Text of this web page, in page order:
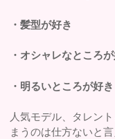
・髪型が好き
・オシャレなところ
・明るいところが好き
人気モデル、タレン
まうのは仕方ないと